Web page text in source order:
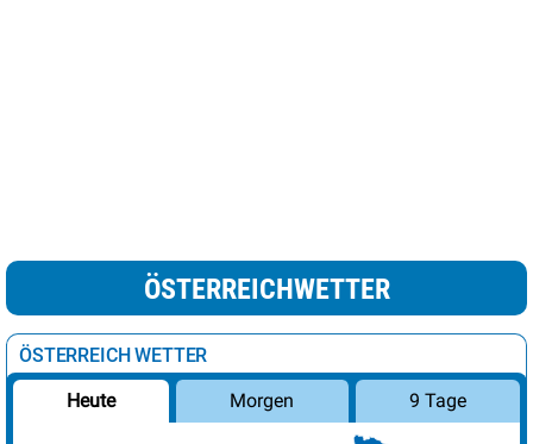
ÖSTERREICHWETTER
ÖSTERREICH WETTER
Heute Morgen 9 Tage